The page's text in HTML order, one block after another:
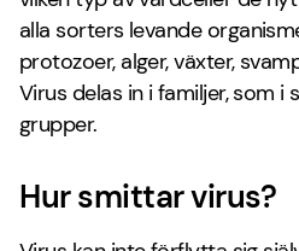
alla sorters levande
protozoer, alger, växter,
Virus delas in i familjer, som i
grupper.
Hur smittar virus?